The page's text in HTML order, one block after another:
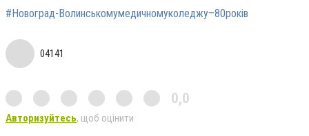
#Новоград-Волинськомумедичномуколеджу–80років
04141
0,0
Авторизуйтесь, щоб оцінити